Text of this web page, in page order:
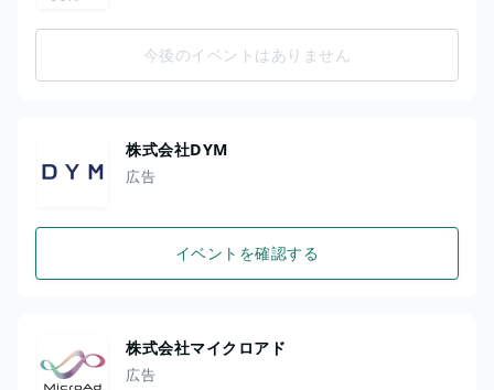
今後のイベントはありません
株式会社DYM
広告
イベントを確認する
株式会社マイクロアド
広告